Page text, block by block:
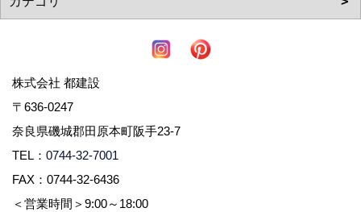
株式会社 都建設
〒636-0247
奈良県磯城郡田原本町阪手23-7
TEL： 0744-32-7001
FAX：0744-32-6436
＜営業時間＞9:00～18:00